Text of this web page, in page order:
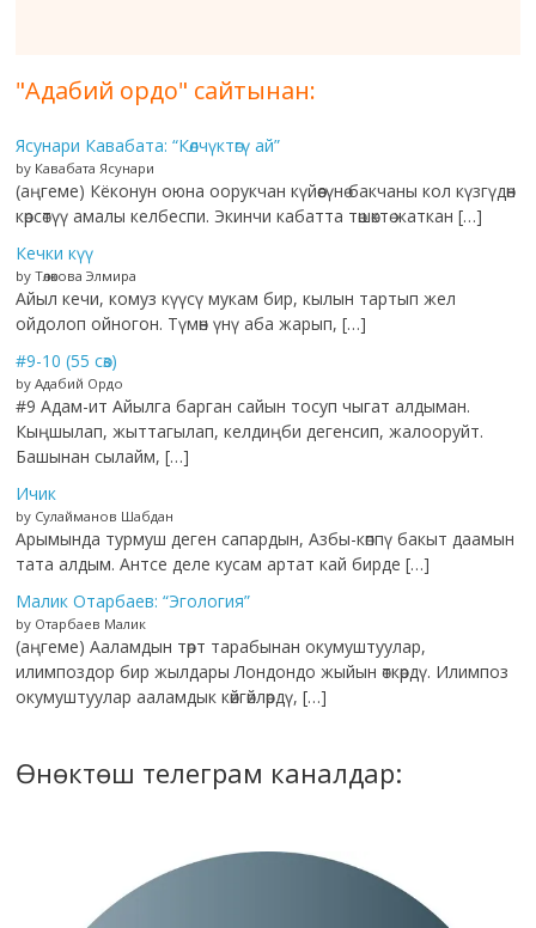
"Адабий ордо" сайтынан:
Ясунари Кавабата: “Көлчүктөгү ай”
by Кавабата Ясунари
(аңгеме) Кёконун оюна оорукчан күйөөсүнө бакчаны кол күзгүдөн
көрсөтүү амалы келбеспи. Экинчи кабатта төшөктө жаткан […]
Кечки күү
by Төлөкова Элмира
Айыл кечи, комуз күүсү мукам бир, кылын тартып жел
ойдолоп ойногон. Түмөн үнү аба жарып, […]
#9-10 (55 сөз)
by Адабий Ордо
#9 Адам-ит Айылга барган сайын тосуп чыгат алдыман.
Кыңшылап, жыттагылап, келдиңби дегенсип, жалооруйт.
Башынан сылайм, […]
Ичик
by Сулайманов Шабдан
Арымында турмуш деген сапардын, Азбы-көппү бакыт даамын
тата алдым. Антсе деле кусам артат кай бирде […]
Малик Отарбаев: “Эгология”
by Отарбаев Малик
(аңгеме) Ааламдын төрт тарабынан окумуштуулар,
илимпоздор бир жылдары Лондондо жыйын өткөрдү. Илимпоз
окумуштуулар ааламдык көйгөйлөрдү, […]
Өнөктөш телеграм каналдар: